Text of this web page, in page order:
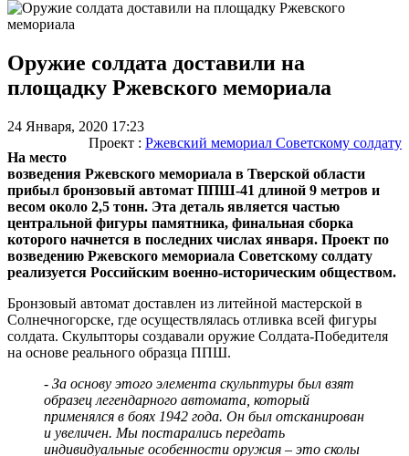
Оружие солдата доставили на
площадку Ржевского мемориала
24 Января, 2020 17:23
Проект : Ржевский мемориал Советскому солдату
На место
возведения Ржевского мемориала в Тверской области
прибыл бронзовый автомат ППШ-41 длиной 9 метров и
весом около 2,5 тонн. Эта деталь является частью
центральной фигуры памятника, финальная сборка
которого начнется в последних числах января. Проект по
возведению Ржевского мемориала Советскому солдату
реализуется Российским военно-историческим обществом.
Бронзовый автомат доставлен из литейной мастерской в
Солнечногорске, где осуществлялась отливка всей фигуры
солдата. Скульпторы создавали оружие Солдата-Победителя
на основе реального образца ППШ.
- За основу этого элемента скульптуры был взят
образец легендарного автомата, который
применялся в боях 1942 года. Он был отсканирован
и увеличен. Мы постарались передать
индивидуальные особенности оружия – это сколы